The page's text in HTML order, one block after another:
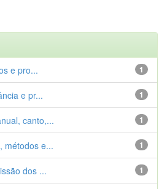
1
e pro...
1
e pr...
1
canto,...
1
métodos e...
1
dos ...